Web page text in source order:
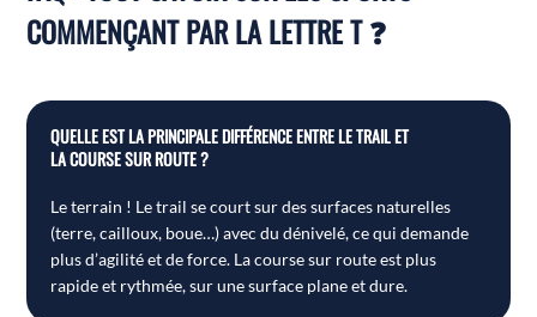
COMMENÇANT PAR LA LETTRE T ❓
QUELLE EST LA PRINCIPALE DIFFÉRENCE ENTRE LE TRAIL ET
LA COURSE SUR ROUTE ?
Le terrain ! Le trail se court sur des surfaces naturelles
(terre, cailloux, boue…) avec du dénivelé, ce qui demande
plus d’agilité et de force. La course sur route est plus
rapide et rythmée, sur une surface plane et dure.